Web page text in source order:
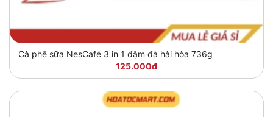
Cà phê sữa NesCafé 3 in 1 đậm đà hài hòa 736g
125.000đ